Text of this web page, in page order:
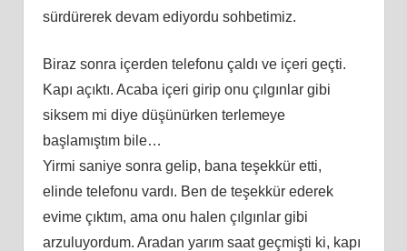
sürdürerek devam ediyordu sohbetimiz.
Biraz sonra içerden telefonu çaldı ve içeri geçti.
Kapı açıktı. Acaba içeri girip onu çılgınlar gibi
siksem mi diye düşünürken terlemeye
başlamıştım bile…
Yirmi saniye sonra gelip, bana teşekkür etti,
elinde telefonu vardı. Ben de teşekkür ederek
evime çıktım, ama onu halen çılgınlar gibi
arzuluyordum. Aradan yarım saat geçmişti ki, kapı